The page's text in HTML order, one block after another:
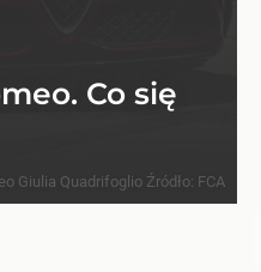
Co się
Giulia Quadrifoglio Źródło: FCA